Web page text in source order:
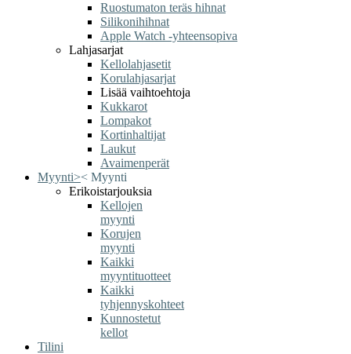
Ruostumaton teräs hihnat
Silikonihihnat
Apple Watch -yhteensopiva
Lahjasarjat
Kellolahjasetit
Korulahjasarjat
Lisää vaihtoehtoja
Kukkarot
Lompakot
Kortinhaltijat
Laukut
Avaimenperät
Myynti>< Myynti
Erikoistarjouksia
Kellojen
myynti
Korujen
myynti
Kaikki
myyntituotteet
Kaikki
tyhjennyskohteet
Kunnostetut
kellot
Tilini